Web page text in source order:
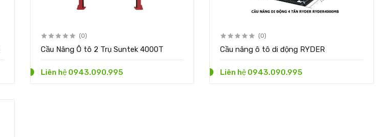
(0)
Cầu Nâng Ô tô 2 Trụ Suntek 4000T
Liên hệ 0943.090.995
(0)
Cầu nâng ô tô di động RYDER
Liên hệ 0943.090.995